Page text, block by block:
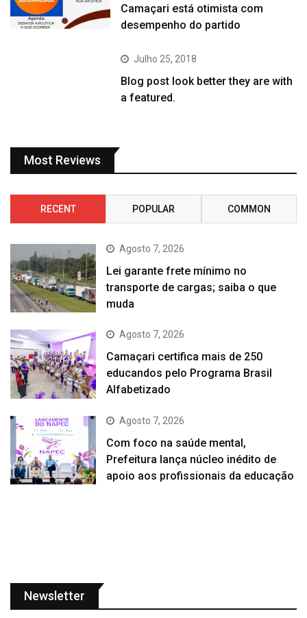
Camaçari está otimista com
desempenho do partido
Julho 25, 2018
Blog post look better they are with
a featured.
Most Reviews
RECENT POPULAR COMMON
Agosto 7, 2026
Lei garante frete mínimo no
transporte de cargas; saiba o que
muda
Agosto 7, 2026
Camaçari certifica mais de 250
educandos pelo Programa Brasil
Alfabetizado
Agosto 7, 2026
Com foco na saúde mental,
Prefeitura lança núcleo inédito de
apoio aos profissionais da educação
Newsletter